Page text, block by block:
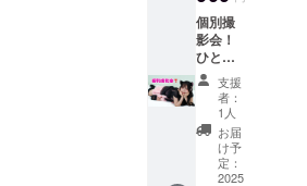
ト内
容】 ☆
デコ
レー
ション
付き
チェキ
☆チェ
キ裏に
メッ
内容
例：
「〇〇
さん！
お仕事
頑張っ
て！」
「朝だ
よ！起
て！」
個別撮
影会！
ひと枠1
時間！
スマホ
撮影も
OK！撮
らずに
駄弁る
もOK！
支援
者：
1人
お届
け予
定：
2025